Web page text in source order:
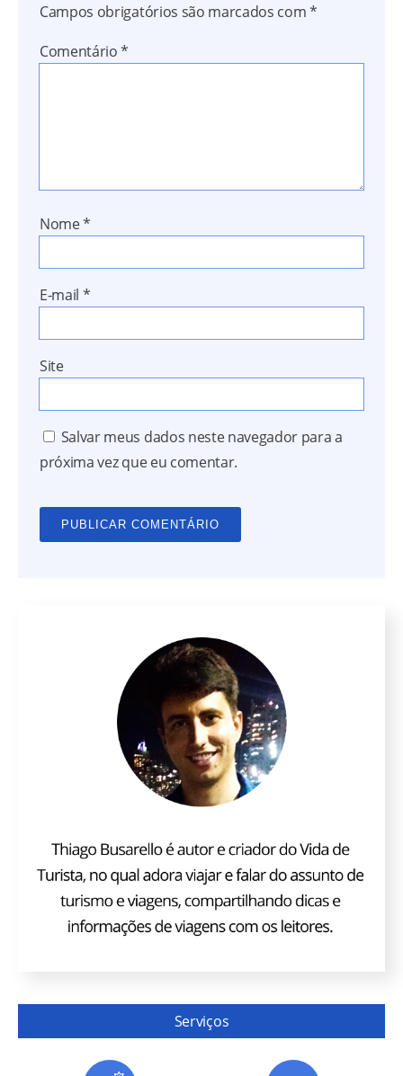
Campos obrigatórios são marcados com*
Comentário*
Nome*
E-mail *
Site
Salvar meus dados neste navegador para a
próxima vez que eu comentar.
Serviços